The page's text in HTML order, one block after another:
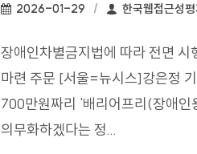
작성일:
2026-01-29 작성자:
한국웹접근성
장애인차별금지법에 따라 전면
마련 주문 [서울=뉴시스]강은정
700만원짜리 '배리어프리(장애인
의무화하겠다는 정...